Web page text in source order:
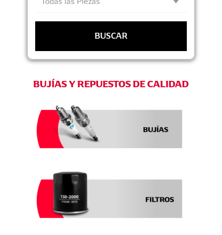
BUSCAR
BUJÍAS Y REPUESTOS DE CALIDAD